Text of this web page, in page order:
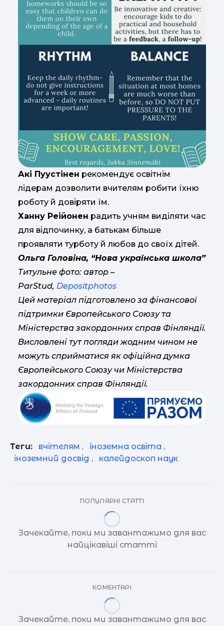
Акі Пуустінен рекомендує освітнім
лідерам дозволити вчителям робити їхню
роботу й довіряти їм.
Ханну Реійонен радить учням виділяти час
для відпочинку, а батькам більше
проявляти турботу й любов до своїх дітей.
Ольга Головіна, “Нова українська школа”
Титульне фото: автор –
ParStud, Depositphotos
Цей матеріал підготовлено за фінансової
підтримки Європейського Союзу та
Міністерства закордонних справ Фінляндії.
Висловлені тут погляди жодним чином не
можуть сприйматися як офіційна думка
Європейського Союзу чи Міністерства
закордонних справ Фінляндії.
Теги: вчітелям , іноземна освіта ,
іноземний досвід , калейдоскоп наук
ПОПУЛЯРНІ СТАТТІ
Зачекайте, поки ми завантажимо для вас
найцікавіші статті
КОМЕНТАРІ
Зачекайте, поки ми завантажимо для вас